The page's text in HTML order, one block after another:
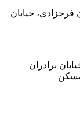
خیابان
برادران
مسکن